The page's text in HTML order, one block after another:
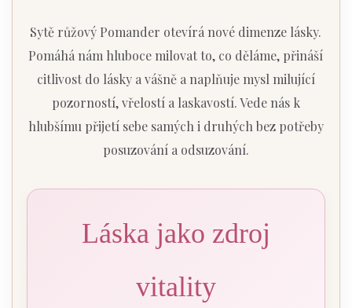
Sytě růžový Pomander otevírá nové dimenze lásky.
Pomáhá nám hluboce milovat to, co děláme, přináší
citlivost do lásky a vášně a naplňuje mysl milující
pozorností, vřelostí a laskavostí. Vede nás k
hlubšímu přijetí sebe samých i druhých bez potřeby
posuzování a odsuzování.
Láska jako zdroj
vitality